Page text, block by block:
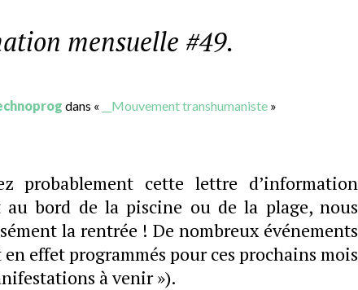
mensuelle #49.
dans « __Mouvement transhumaniste »
probablement cette lettre d’information
au bord de la piscine ou de la plage, nous
la rentrée ! De nombreux événements
effet programmés pour ces prochains mois
à venir »).